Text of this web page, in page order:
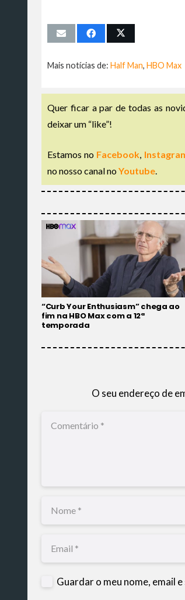
Mais notícias de: Half Man, HBO Max
Quer ficar a par de todas as
deixar um “like”!
Estamos no Facebook,
no nosso canal noYoutube.
“Curb Your Enthusiasm” chega ao
fim na HBO Max com a 12ª
temporada
O seu endereço de
Guardar o meu nome, email